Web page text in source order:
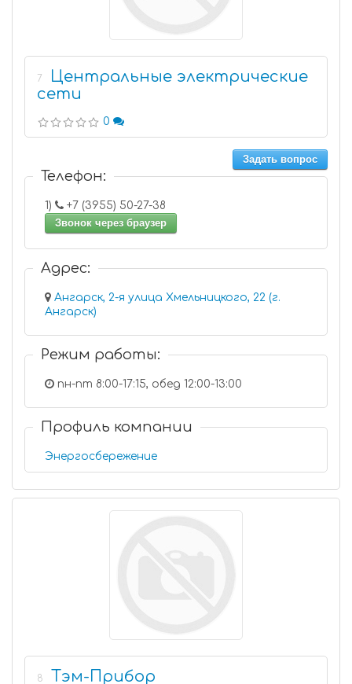
7
Центральные электрические
сети
0
Задать вопрос
Телефон:
1)
+7 (3955) 50-27-38
Звонок через браузер
Адрес:
Ангарск, 2-я улица Хмельницкого, 22 (г.
Ангарск)
Режим работы:
пн-пт 8:00-17:15, обед 12:00-13:00
Профиль компании
Энергосбережение
8 Тэм-Прибор